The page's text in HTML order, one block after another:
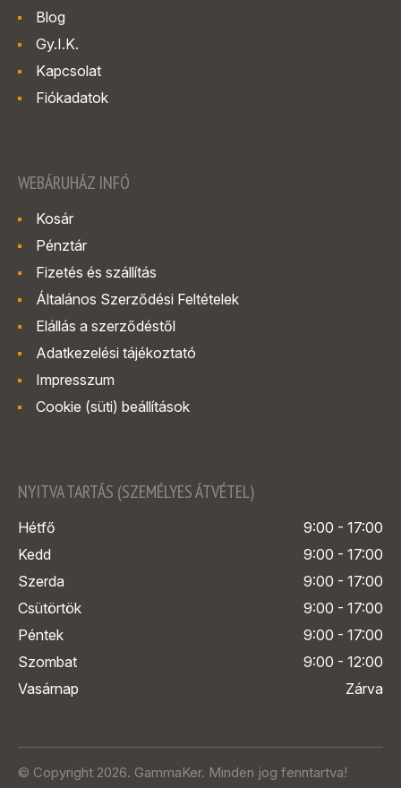
Blog
Gy.I.K.
Kapcsolat
Fiókadatok
WEBÁRUHÁZ INFÓ
Kosár
Pénztár
Fizetés és szállítás
Általános Szerződési Feltételek
Elállás a szerződéstől
Adatkezelési tájékoztató
Impresszum
Cookie (süti) beállítások
NYITVA TARTÁS (SZEMÉLYES ÁTVÉTEL)
Hétfő
9:00 - 17:00
Kedd
9:00 - 17:00
Szerda
9:00 - 17:00
Csütörtök
9:00 - 17:00
Péntek
9:00 - 17:00
Szombat
9:00 - 12:00
Vasárnap
Zárva
© Copyright 2026. GammaKer. Minden jog fenntartva!